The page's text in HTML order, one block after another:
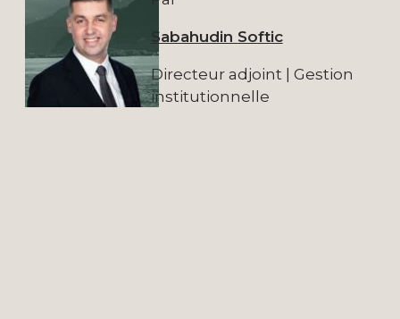
Sabahudin Softic
Directeur adjoint | Gestion
institutionnelle